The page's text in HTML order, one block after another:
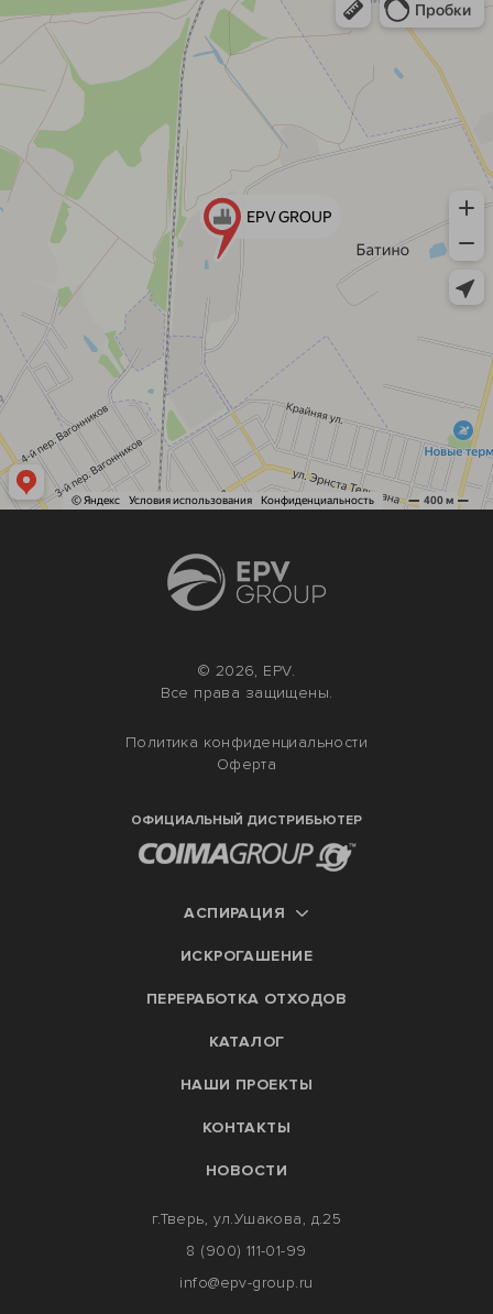
© 2026, EPV.
Все права защищены.
Политика конфиденциальности
Оферта
ОФИЦИАЛЬНЫЙ ДИСТРИБЬЮТЕР
г.Тверь, ул.Ушакова, д.25
8 (900) 111-01-99
info@epv-group.ru
АСПИРАЦИЯ
ИСКРОГАШЕНИЕ
ПЕРЕРАБОТКА ОТХОДОВ
КАТАЛОГ
НАШИ ПРОЕКТЫ
КОНТАКТЫ
НОВОСТИ